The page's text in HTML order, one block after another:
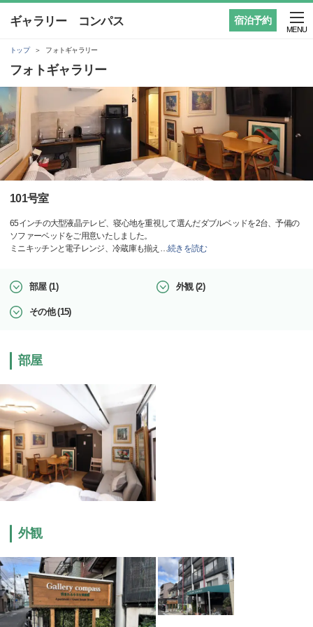
宿泊予約
ギャラリー コンパス
MENU
トップ フォトギャラリー
フォトギャラリー
101号室
65インチの大型液晶テレビ、寝心地を重視して選んだダブルベッドを2台、予備の
ソファーベッドをご用意いたしました。
ミニキッチンと電子レンジ、冷蔵庫も揃え …続きを読む
部屋 (1) 外観 (2)
その他 (15)
部屋
外観